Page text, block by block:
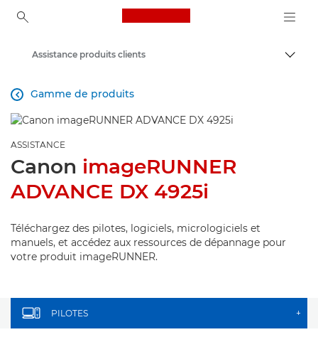
Canon Logo, back to
Assistance produits clients
Gamme de produits

ASSISTANCE
Canon imageRUNNER
ADVANCE DX 4925i
Téléchargez des pilotes, logiciels, micrologiciels et
manuels, et accédez aux ressources de dépannage pour
votre produit imageRUNNER.
PILOTES +